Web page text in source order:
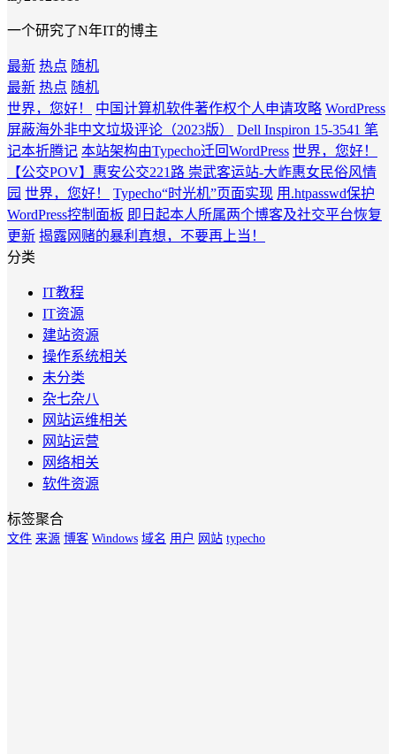
一个研究了N年IT的博主
最新 热点 随机
最新 热点 随机
世界，您好！
中国计算机软件著作权个人申请攻略 WordPress
屏蔽海外非中文垃圾评论（2023版）
Dell Inspiron 15-3541 笔
记本折腾记 本站架构由Typecho迁回WordPress 世界，您好！
【公交POV】惠安公交221路 崇武客运站-大岞惠女民俗风情
园 世界，您好！ Typecho“时光机”页面实现 用.htpasswd保护
WordPress控制面板 即日起本人所属两个博客及社交平台恢复
更新 揭露网赌的暴利真想，不要再上当！
分类
IT教程
IT资源
建站资源
操作系统相关
未分类
杂七杂八
网站运维相关
网站运营
网络相关
软件资源
标签聚合
文件 来源 博客 Windows 域名 用户 网站 typecho